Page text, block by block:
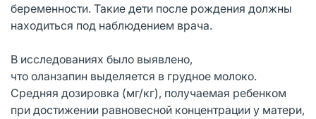
беременности. Такие дети после рождения должны
находиться под наблюдением врача.
В исследованиях было выявлено,
что оланзапин выделяется в грудное молоко.
Средняя дозировка (мг/кг), получаемая ребенком
при достижении равновесной концентрации у матери,